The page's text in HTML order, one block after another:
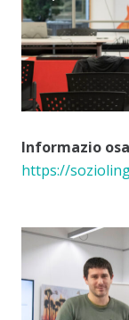
Informazio
https://